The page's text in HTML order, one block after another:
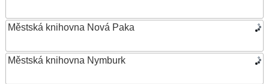
Městská knihovna Nová Paka
Městská knihovna Nymburk